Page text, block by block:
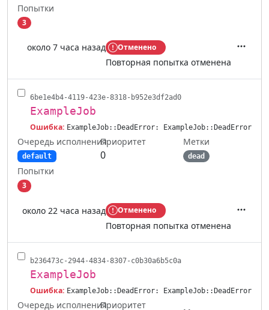
Попытки
3
около 7 часа назад Отменено
Повторная попытка отменена
6be1e4b4-4119-423e-8318-b952e3df2ad0
ExampleJob
Ошибка: ExampleJob::DeadError: ExampleJob::DeadError
Очередь исполнения
default
Приоритет
0
Метки
dead
Попытки
3
около 22 часа назад Отменено
Повторная попытка отменена
b236473c-2944-4834-8307-c0b30a6b5c0a
ExampleJob
Ошибка: ExampleJob::DeadError: ExampleJob::DeadError
Очередь исполненияПриоритет